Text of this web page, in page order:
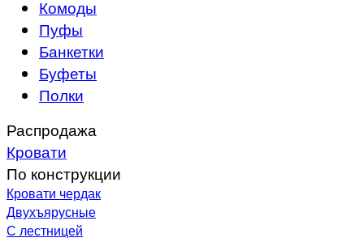
Комоды
Пуфы
Банкетки
Буфеты
Полки
Распродажа
Кровати
По конструкции
Кровати чердак
Двухъярусные
С лестницей